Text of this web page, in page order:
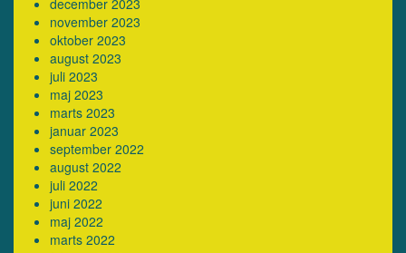
december 2023
november 2023
oktober 2023
august 2023
juli 2023
maj 2023
marts 2023
januar 2023
september 2022
august 2022
juli 2022
juni 2022
maj 2022
marts 2022